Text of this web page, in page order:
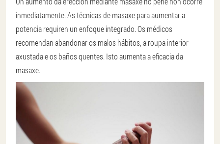
inmediatamente. As técnicas de masaxe para aumentar a
potencia requiren un enfoque integrado. Os médicos
recomendan abandonar os malos hábitos, a roupa interior
axustada e os baños quentes. Isto aumenta a eficacia da
masaxe.